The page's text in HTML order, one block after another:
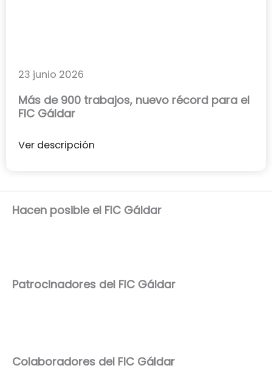
23 junio 2026
Más de 900 trabajos, nuevo récord para el
FIC Gáldar
Ver descripción
Hacen posible el FIC Gáldar
Patrocinadores del FIC Gáldar
Colaboradores del FIC Gáldar